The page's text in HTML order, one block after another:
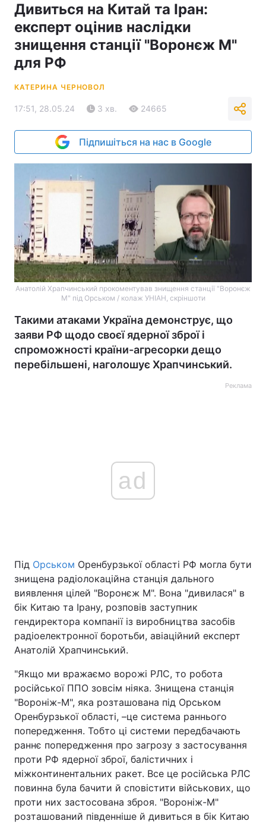
Дивиться на Китай та Іран:
експерт оцінив наслідки
знищення станції "Воронєж М"
для РФ
КАТЕРИНА ЧЕРНОВОЛ
17:51, 28.05.24 3 хв. 24665
Підпишіться на нас в Google
Анатолій Храпчинський прокоментував знищення станції "Воронєж
М" під Орськом / колаж УНІАН, скріншоти
Такими атаками Україна демонструє, що
заяви РФ щодо своєї ядерної зброї і
спроможності країни-агресорки дещо
перебільшені, наголошує Храпчинський.
Реклама
ad
Під Орськом Оренбурзької області РФ могла бути
знищена радіолокаційна станція дального
виявлення цілей "Воронєж М". Вона "дивилася" в
бік Китаю та Ірану, розповів заступник
гендиректора компанії із виробництва засобів
радіоелектронної боротьби, авіаційний експерт
Анатолій Храпчинський.
"Якщо ми вражаємо ворожі РЛС, то робота
російської ППО зовсім ніяка. Знищена станція
"Вороніж-М", яка розташована під Орськом
Оренбурзької області, –це система раннього
попередження. Тобто ці системи передбачають
раннє попередження про загрозу з застосування
проти РФ ядерної зброї, балістичних і
міжконтинентальних ракет. Все це російська РЛС
повинна була бачити й сповістити військових, що
проти них застосована зброя. "Вороніж-М"
розташований південніше й дивиться в бік Китаю